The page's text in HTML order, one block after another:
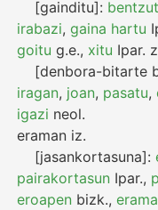
[gainditu]:
irabazi,gaina hartu
goitu g.e., xitu Ipar.
[denbora-bitarte
iragan, joan, pasatu,
igazi neol.
eraman iz.
[jasankortasuna]:
pairakortasun Ipar.,
eroapen bizk.,